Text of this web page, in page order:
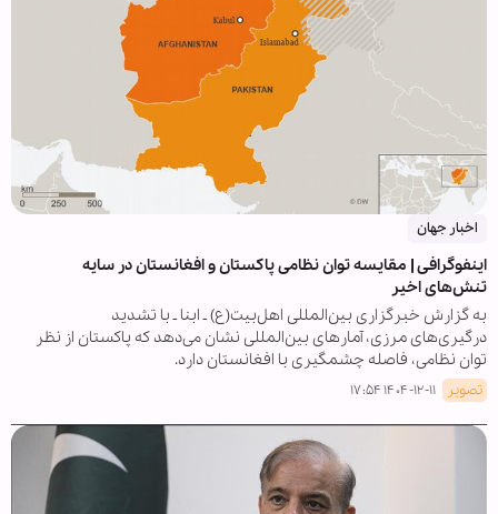
اخبار جهان
اینفوگرافی | مقایسه توان نظامی پاکستان و افغانستان در سایه
تنش‌های اخیر
به گزارش خبرگزاری بین‌المللی اهل‌بیت(ع) ـ ابنا ـ با تشدید
درگیری‌های مرزی، آمارهای بین‌المللی نشان می‌دهد که پاکستان از نظر
توان نظامی، فاصله چشمگیری با افغانستان دارد.
تصویر ۱۴۰۴-۱۲-۱۱ ۱۷:۵۴